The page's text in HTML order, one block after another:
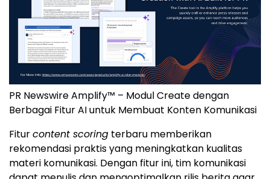
PR Newswire Amplify™ – Modul Create dengan
Berbagai Fitur AI untuk Membuat Konten Komunikasi
Fiturcontent scoring terbaru memberikan
rekomendasi praktis yang meningkatkan kualitas
materi komunikasi. Dengan fitur ini, tim komunikasi